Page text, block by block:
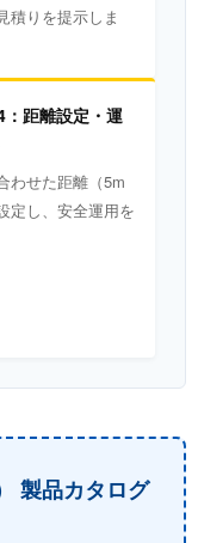
積りを提示しま
：距離設定・運
わせた距離（5m
定し、安全運用を
製品カタログ